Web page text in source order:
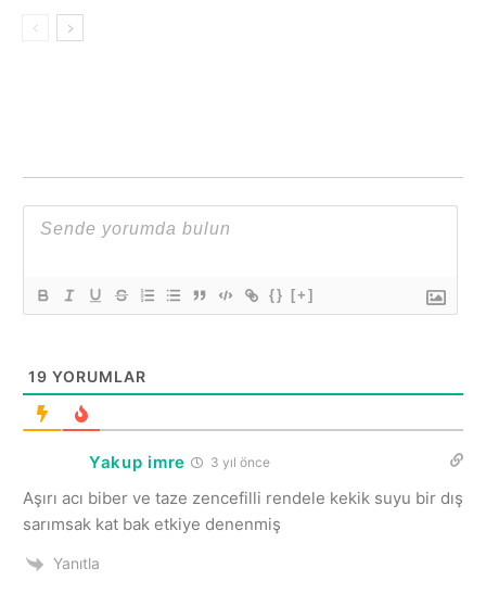
{} [+]
19 YORUMLAR
Yakup imre 3 yıl önce
Aşırı acı biber ve taze zencefilli rendele kekik suyu bir dış
sarımsak kat bak etkiye denenmiş
Yanıtla